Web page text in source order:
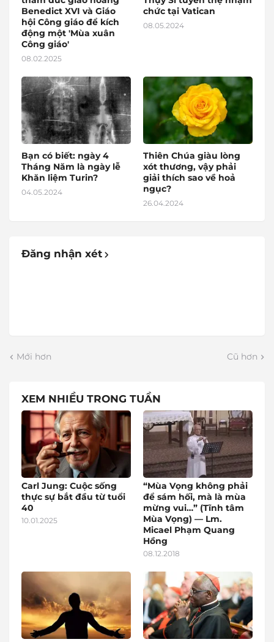
Benedict XVI và Giáo
hội Công giáo để kích
động một 'Mùa xuân
Công giáo'
08.02.2025
chức tại Vatican
08.05.2024
Bạn có biết: ngày 4
Tháng Năm là ngày lễ
Khăn liệm Turin?
04.05.2024
Thiên Chúa giàu lòng
xót thương, vậy phải
giải thích sao về hoả
ngục?
26.04.2024
Đăng nhận xét
Mới hơn Cũ hơn
XEM NHIỀU TRONG TUẦN
Carl Jung: Cuộc sống
thực sự bắt đầu từ tuổi
40
10.01.2025
“Mùa Vọng không phải
để sám hối, mà là mùa
mừng vui…” (Tĩnh tâm
Mùa Vọng) — Lm.
Micael Phạm Quang
Hồng
08.12.2018